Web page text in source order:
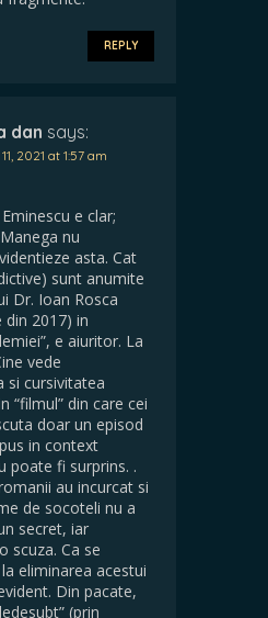
REPLY
dan says:
2021 at 1:57 am
e clar;
nu
asta. Cat
sunt anumite
Dr. Ioan Rosca
2017) in
e aiuritor. La
vede
si cursivitatea
“filmul” din care cei
doar un episod
in context
poate fi surprins. .
au incurcat si
de socoteli nu a
secret, iar
scuza. Ca se
eliminarea acestui
Din pacate,
(prin